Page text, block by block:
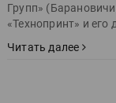
Групп»
«Технопринт» и
Читать далее